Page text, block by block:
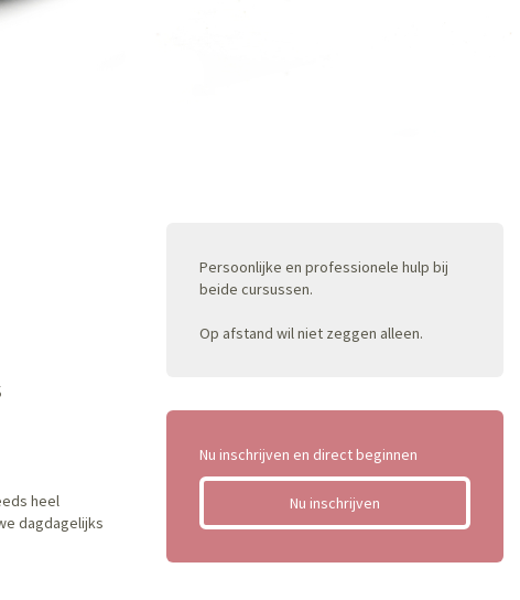
heel
dagdagelijks
Persoonlijke en professionele hulp bij
beide cursussen.
Op afstand wil niet zeggen alleen.
Nu inschrijven en direct beginnen
Nu inschrijven